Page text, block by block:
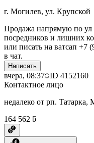
г. Могилев, ул. Крупской
Продажа напрямую по ул
посредников и лишних
или писать на ватсап +7
в чат.
Написать
вчера, 08:37 ID 4152160
Контактное лицо
недалеко от рп. Татарка,
164 562 ƃ